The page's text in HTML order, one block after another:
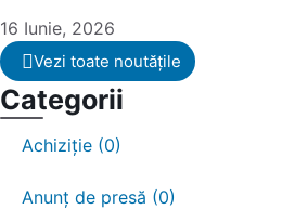
16 Iunie, 2026
Vezi toate noutățile
Categorii
Achiziție (0)
Anunț de presă (0)